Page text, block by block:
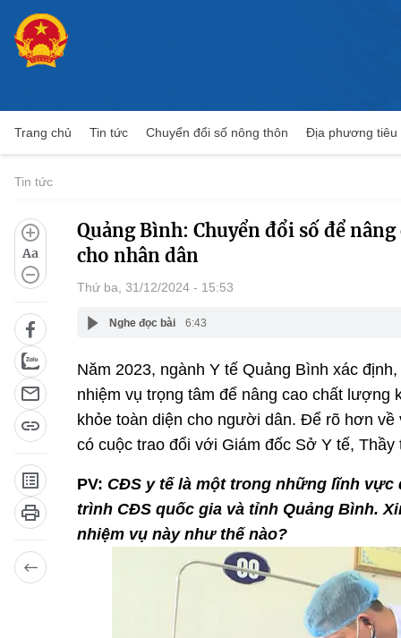
Trang chủ Tin tức Chuyển đổi số nông thôn Địa phương tiêu
Tin tức
Aa
Quảng Bình: Chuyển đổi số để
cho nhân dân
Thứ ba, 31/12/2024 - 15:53
Nghe đọc bài 6:43
Năm 2023, ngành Y tế Quảng Bình xác
nhiệm vụ trọng tâm để nâng cao chất
khỏe toàn diện cho người dân. Để rõ hơn
có cuộc trao đổi với Giám đốc Sở Y tế,
PV: CĐS y tế là một trong những lĩnh
trình CĐS quốc gia và tỉnh Quảng Bình.
nhiệm vụ này như thế nào?